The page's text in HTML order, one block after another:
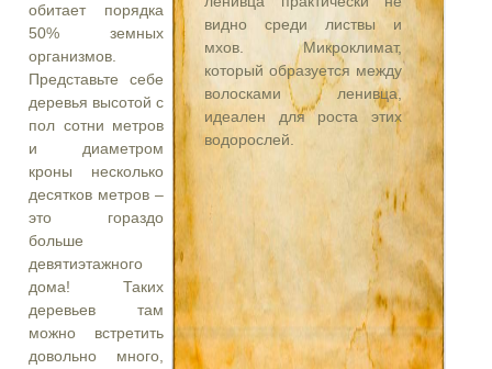
видно среди листвы и
мхов. Микроклимат,
который образуется между
волосками ленивца,
идеален для роста этих
водорослей.
обитает порядка
50% земных
организмов.
Представьте себе
деревья высотой с
пол сотни метров
и диаметром
кроны несколько
десятков метров –
это гораздо
больше
девятиэтажного
дома! Таких
деревьев там
можно встретить
довольно много,